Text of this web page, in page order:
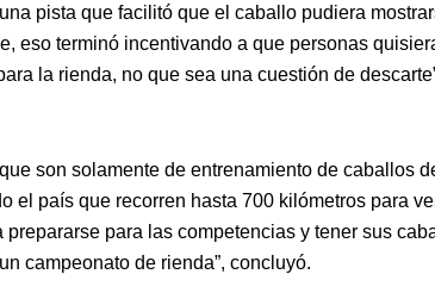
pista que facilitó que el caballo pudiera
eso terminó incentivando a que personas
la rienda, no que sea una cuestión de
son solamente de entrenamiento de caballos
el país que recorren hasta 700 kilómetros para
para las competencias y tener sus
campeonato de rienda”, concluyó.